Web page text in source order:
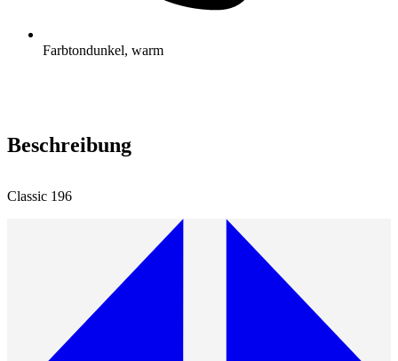
Farbtondunkel, warm
Beschreibung
Classic 196